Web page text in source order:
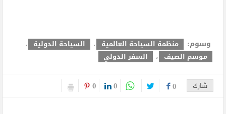
وسوم: منظمة السياحة العالمية ، السياحة الدولية ،
موسم الصيف ، السفر الدولي
شارك 0
0
0